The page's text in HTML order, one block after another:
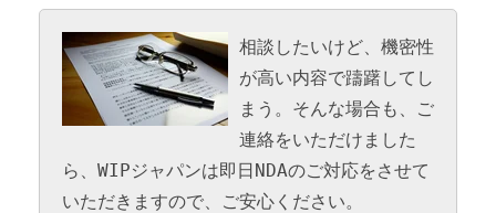
相談したいけど、機密性
が高い内容で躊躇してし
まう。そんな場合も、ご
連絡をいただけました
ら、WIPジャパンは即日NDAのご対応をさせて
いただきますので、ご安心ください。